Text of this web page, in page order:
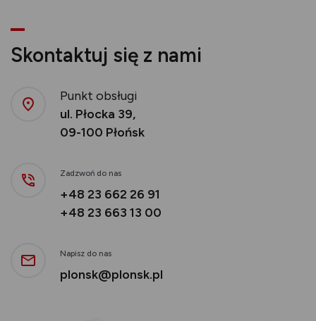
Skontaktuj się z nami
Punkt obsługi
ul. Płocka 39,
09-100 Płońsk
Zadzwoń do nas
+48 23 662 26 91
+48 23 663 13 00
Napisz do nas
plonsk@plonsk.pl